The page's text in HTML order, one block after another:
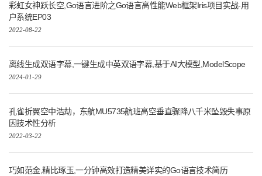
彩虹女神跃长空,Go语言进阶之Go语言高性能Web框架Iris项目实战-用
户系统EP03
2022-08-22
离线生成双语字幕,一键生成中英双语字幕,基于AI大模型,ModelScope
2024-01-29
孔雀折翼空中浩劫，东航MU5735航班高空垂直骤降八千米坠毁失事原
因技术性分析
2022-03-22
巧如范金,精比琢玉,一分钟高效打造精美详实的Go语言技术简历